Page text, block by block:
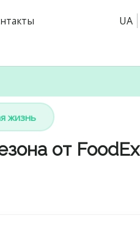
UA
жизнь
от FoodEx